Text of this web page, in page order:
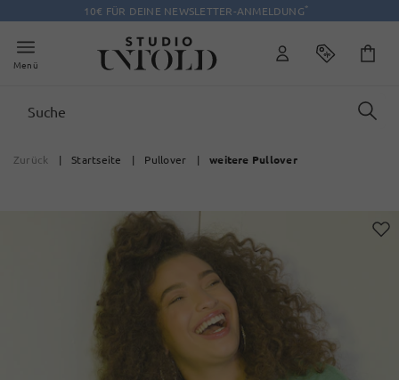
10€ FÜR DEINE NEWSLETTER-ANMELDUNG*
Menü
Zurück | Startseite | Pullover | weitere Pullover